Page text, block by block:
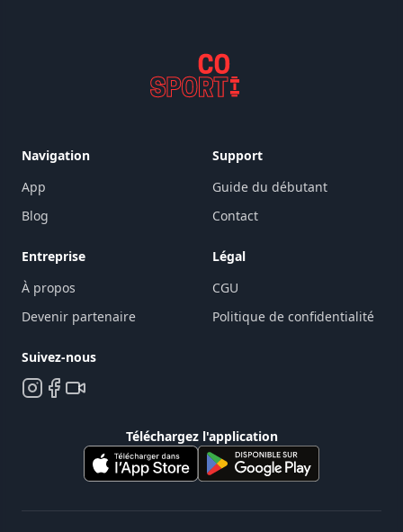
Navigation
App
Blog
Support
Guide du débutant
Contact
Entreprise
À propos
Devenir partenaire
Légal
CGU
Politique de confidentialité
Suivez-nous
Téléchargez l'application